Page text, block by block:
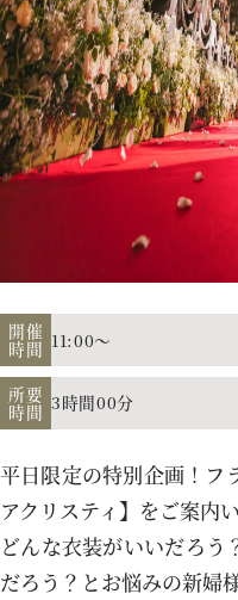
ニュース
パーティレポート
よくあるご質問
お電話での
TEL.
平日 11:00-
開催
時間 11:00～
所要
時間 3時間00分
平日限定の特別企画！フ
アクリスティ】をご案内
どんな衣装がいいだろう
だろう？とお悩みの新婦